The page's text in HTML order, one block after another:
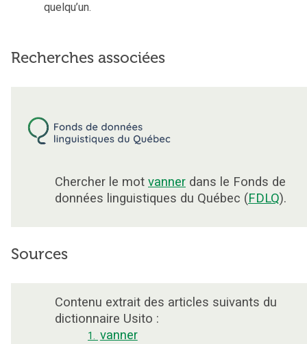
quelqu’un.
Recherches associées
Chercher le mot vanner dans le Fonds de
données linguistiques du Québec (FDLQ).
Sources
Contenu extrait des articles suivants du
dictionnaire Usito :
1. vanner